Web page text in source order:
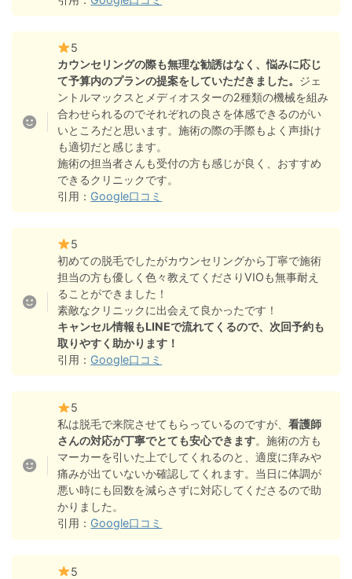
5
カウンセリングの際も無理な勧誘はなく、悩みに応じ
て予算内のプランの提案をしていただきました。 ジェ
ントルマックスとメディオスターの2種類の機械を組み
合わせられるのでそれぞれの良さを体感できるのがい
いところだと思います。施術の際の手際もよく声掛け
も適切だと感じます。
施術の担当者さんも受付の方も感じが良く、おすすめ
できるクリニックです。
引用： Google口コミ
5
初めての脱毛でしたがカウンセリングから丁寧で施術
担当の方も優しく色々教えてくださりVIOも無事耐え
ることができました！
素敵なクリニックに出会えて良かったです！
キャンセル情報もLINEで流れてくるので、次回予約も
取りやすく助かります！
引用： Google口コミ
5
私は脱毛で来院させてもらっているのですが、看護師
さんの対応が丁寧でとても安心できます。施術の方も
マーカーを引いた上でしてくれるのと、適度に痒みや
痛みが出ていないか確認してくれます。当日に体調が
悪い時にも回数を減らさずに対応してくださるので助
かりました。
引用： Google口コミ
5